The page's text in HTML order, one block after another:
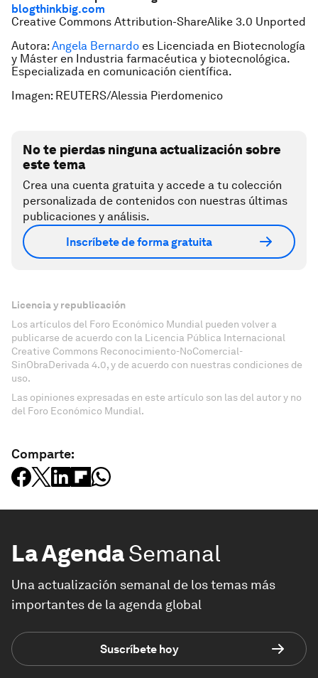
blogthinkbig.com
Creative Commons Attribution-ShareAlike 3.0 Unported
Autora: Angela Bernardo es Licenciada en Biotecnología
y Máster en Industria farmacéutica y biotecnológica.
Especializada en comunicación científica.
Imagen: REUTERS/Alessia Pierdomenico
No te pierdas ninguna actualización sobre
este tema
Crea una cuenta gratuita y accede a tu colección
personalizada de contenidos con nuestras últimas
publicaciones y análisis.
Inscríbete de forma gratuita
Licencia y republicación
Los artículos del Foro Económico Mundial pueden volver a
publicarse de acuerdo con la Licencia Pública Internacional
Creative Commons Reconocimiento-NoComercial-
SinObraDerivada 4.0, y de acuerdo con nuestras condiciones de
uso.
Las opiniones expresadas en este artículo son las del autor y no
del Foro Económico Mundial.
Comparte:
La AgendaSemanal
Una actualización semanal de los temas más
importantes de la agenda global
Suscríbete hoy